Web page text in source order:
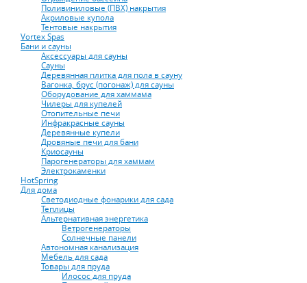
Поливиниловые (ПВХ) накрытия
Акриловые купола
Тентовые накрытия
Vortex Spas
Бани и сауны
Аксессуары для сауны
Сауны
Деревянная плитка для пола в сауну
Вагонка, брус (погонаж) для сауны
Оборудование для хаммама
Чилеры для купелей
Отопительные печи
Инфракрасные сауны
Деревянные купели
Дровяные печи для бани
Криосауны
Парогенераторы для хаммам
Электрокаменки
HotSpring
Для дома
Светодиодные фонарики для сада
Теплицы
Альтернативная энергетика
Ветрогенераторы
Солнечные панели
Автономная канализация
Мебель для сада
Товары для пруда
Илосос для пруда